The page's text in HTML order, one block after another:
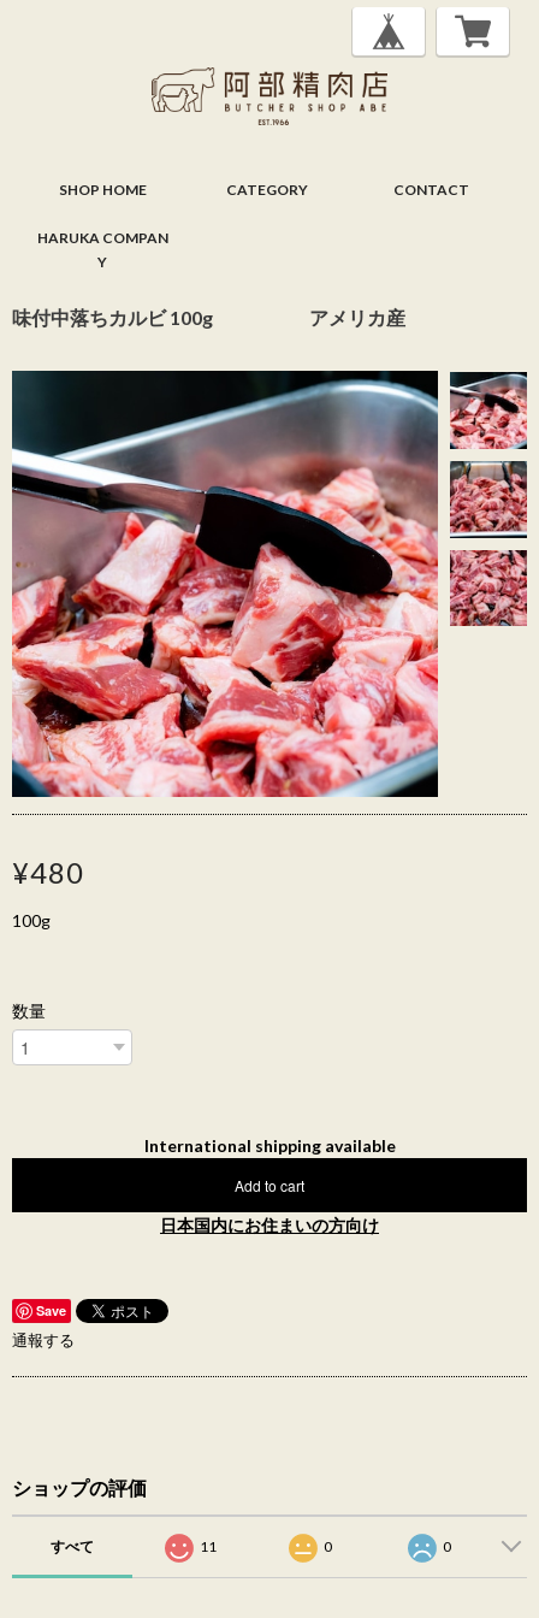
SHOP HOME CATEGORY CONTACT
HARUKA COMPAN
Y
味付中落ちカルビ 100g アメリカ産
¥480
100g
数量
International shipping available
Add to cart
日本国内にお住まいの方向け
Save
通報する
ショップの評価
すべて 11 0 0